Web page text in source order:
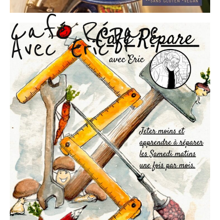
Café Répare
Avec Eric !